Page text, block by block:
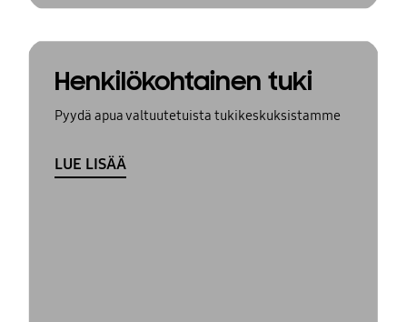
Henkilökohtainen tuki
Pyydä apua valtuutetuista tukikeskuksistamme
LUE LISÄÄ